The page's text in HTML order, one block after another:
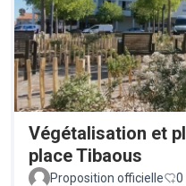
Végétalisation et
place Tibaous
Proposition officielle 0